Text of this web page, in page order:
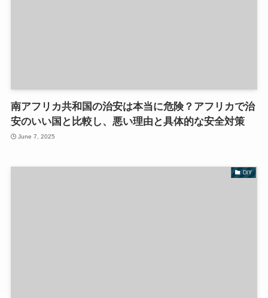
南アフリカ共和国の治安は本当に危険？アフリカで治
安のいい国と比較し、悪い理由と具体的な安全対策
June 7, 2025
DIY